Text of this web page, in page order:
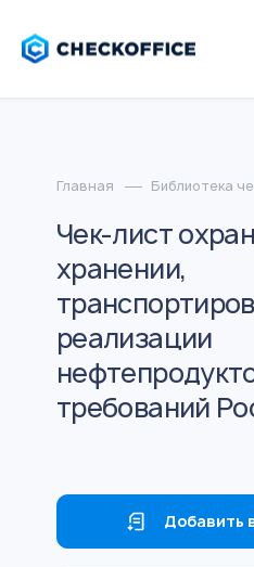
Главная Библиотека
Чек-лист
хранении,
реализации
требований
Добавить